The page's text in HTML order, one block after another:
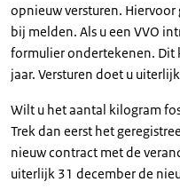
opnieuw versturen.
bij melden. Als u een VVO
formulier ondertekenen. Dit
jaar. Versturen doet u
Wilt u het aantal kilogram
Trek dan eerst het
nieuw contract met de
uiterlijk 31 december de